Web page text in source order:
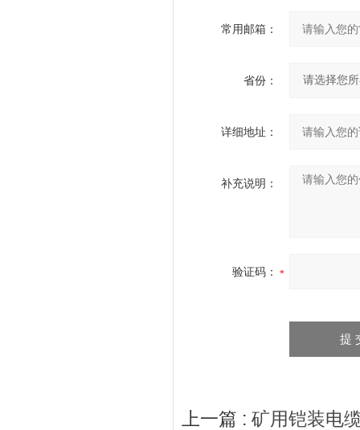
常用邮箱：
省份：
详细地址：
补充说明：
验证码：
上一篇 : 矿用铠装电